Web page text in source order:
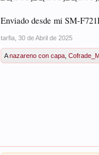
Enviado desde mi SM-
tarfia 30 de Abril de 2025
Anazareno con capa ,